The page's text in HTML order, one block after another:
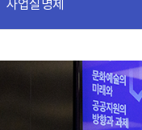
사업실명제